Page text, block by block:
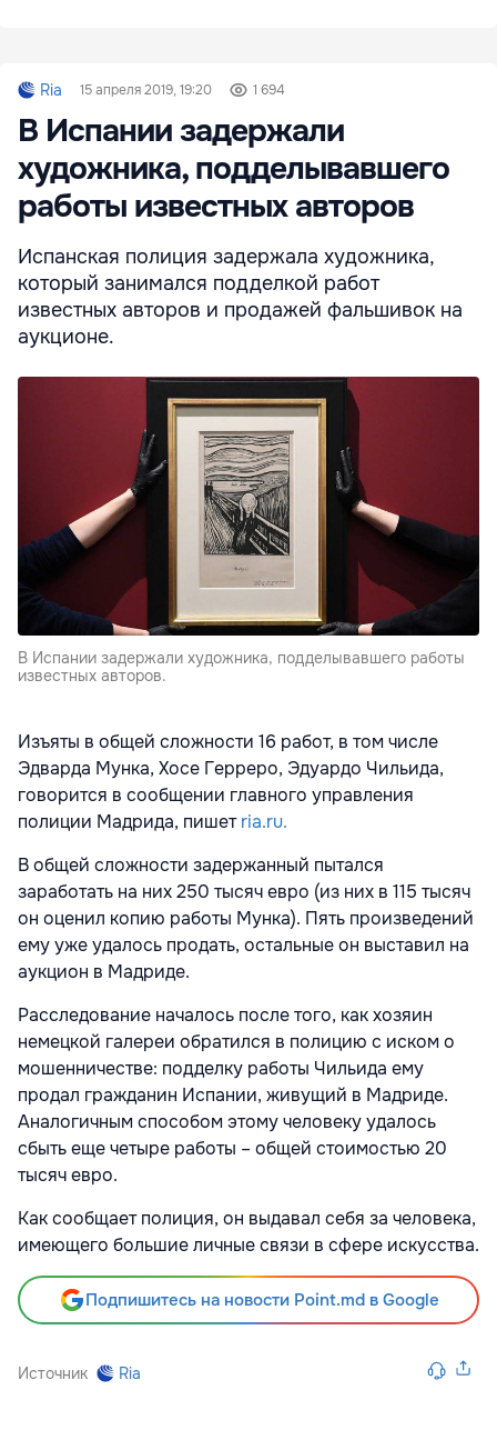
Ria 15 апреля 2019, 19:20 1 694
В Испании задержали
художника, подделывавшего
работы известных авторов
Испанская полиция задержала художника,
который занимался подделкой работ
известных авторов и продажей фальшивок на
аукционе.
В Испании задержали художника, подделывавшего работы
известных авторов.
Изъяты в общей сложности 16 работ, в том числе
Эдварда Мунка, Хосе Герреро, Эдуардо Чильида,
говорится в сообщении главного управления
полиции Мадрида, пишетria.ru.
В общей сложности задержанный пытался
заработать на них 250 тысяч евро (из них в 115 тысяч
он оценил копию работы Мунка). Пять произведений
ему уже удалось продать, остальные он выставил на
аукцион в Мадриде.
Расследование началось после того, как хозяин
немецкой галереи обратился в полицию с иском о
мошенничестве: подделку работы Чильида ему
продал гражданин Испании, живущий в Мадриде.
Аналогичным способом этому человеку удалось
сбыть еще четыре работы – общей стоимостью 20
тысяч евро.
Как сообщает полиция, он выдавал себя за человека,
имеющего большие личные связи в сфере искусства.
Подпишитесь на новости Point.md в Google
Источник Ria